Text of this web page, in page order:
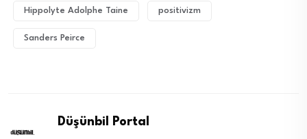
Hippolyte Adolphe Taine positivizm
Sanders Peirce
Düşünbil Portal